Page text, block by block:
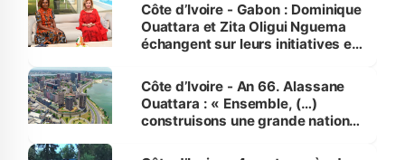
Côte d’Ivoire - Gabon : Dominique
Ouattara et Zita Oligui Nguema
échangent sur leurs initiatives en
enfants
Côte d’Ivoire - An 66. Alassane
Ouattara : « Ensemble, (…)
construisons une grande nation
générations futures »